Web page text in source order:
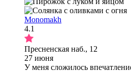
Monomakh
4.1
Пресненская наб., 12
27 июня
У меня сложилось